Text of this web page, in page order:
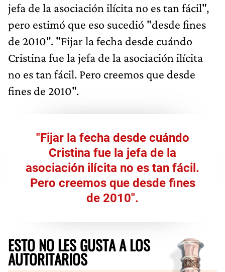
jefa de la asociación ilícita no es tan fácil",
pero estimó que eso sucedió "desde fines
de 2010". "Fijar la fecha desde cuándo
Cristina fue la jefa de la asociación ilícita
no es tan fácil. Pero creemos que desde
fines de 2010".
"Fijar la fecha desde cuándo
Cristina fue la jefa de la
asociación ilícita no es tan fácil.
Pero creemos que desde fines
de 2010".
ESTO NO LES GUSTA A LOS
AUTORITARIOS